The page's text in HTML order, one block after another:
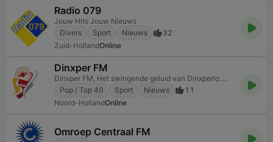
Radio 079
Jouw Hits Jouw Nieuws
Divers
Sport Nieuws
32
Zuid-HollandOnline
Dinxper FM
Dinxper FM, Het swingende geluid van Dinxperlo....
Pop / Top 40
Sport Nieuws
11
Noord-HollandOnline
Omroep Centraal FM